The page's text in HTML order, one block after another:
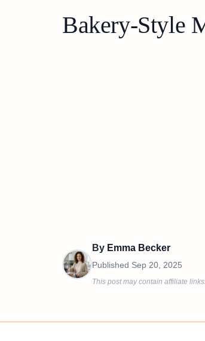
Bakery-Style
By Emma Becker
Published Sep 20, 2025
This post may contain affiliate links.